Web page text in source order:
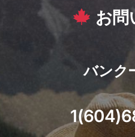
お問
バンク